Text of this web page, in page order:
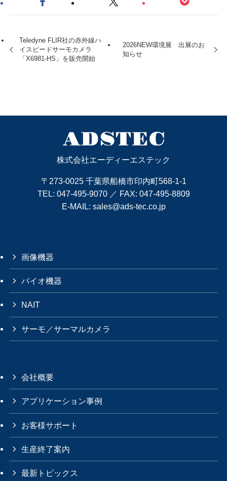
Teledyne FLIR社の赤外線ハ
イスピードサーモカメラ
「X6981-HS」を販売開始
2026NEW環境展 出展のお
知らせ
株式会社エーディーエステック
〒273-0025 千葉県船橋市印内町568-1-1
TEL: 047-495-9070／ FAX: 047-495-8809
E-MAIL: sales@ads-tec.co.jp
画像機器
バイオ機器
NAIT
サーモ／サーマルカメラ
会社概要
アプリケーション事例
お客様サポート
生産終了案内
最新トピックス